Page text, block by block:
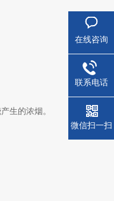
生的浓烟。
在线咨询
联系电话
微信扫一扫